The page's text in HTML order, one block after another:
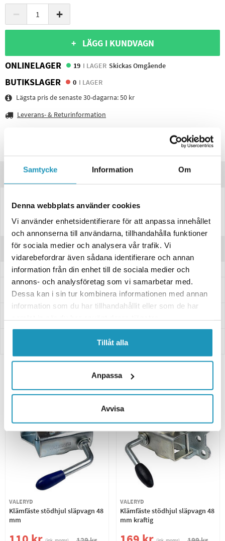
Samtycke Information Om
Denna webbplats använder cookies
Vi använder enhetsidentifierare för att anpassa innehållet
och annonserna till användarna, tillhandahålla funktioner
för sociala medier och analysera vår trafik. Vi
vidarebefordrar även sådana identifierare och annan
information från din enhet till de sociala medier och
annons- och analysföretag som vi samarbetar med.
Dessa kan i sin tur kombinera informationen med annan
information som du har tillhandahållit eller som de har
Tillåt alla
Anpassa
Avvisa
− +
+ LÄGG I KUNDVAGN
ONLINELAGER
19 I LAGER Skickas Omgående
BUTIKSLAGER 0 I LAGER
Lägsta pris de senaste 30-dagarna:50 kr
Leverans- & Returinformation
Produktinformation
Vikbart handtag till 10040, 9431. Perfekt där det är trångt mellan
stödhjul och dragstång.
Recensioner
Frågor och svar
Relaterade produkter
VALERYD
Klämfäste stödhjul släpvagn 48
mm
VALERYD
Klämfäste stödhjul släpvagn 48
mm kraftig